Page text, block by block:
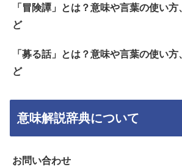
「冒険譚」とは？意味や言葉の使い
ど
「募る話」とは？意味や言葉の使い
ど
意味解説辞典について
お問い合わせ